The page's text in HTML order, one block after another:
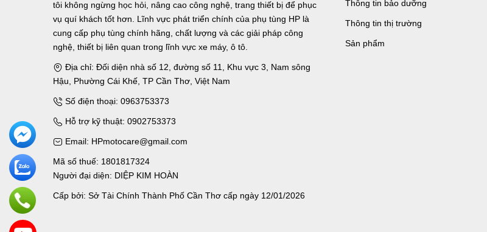
tôi không ngừng học hỏi, nâng cao công nghệ, trang thiết bị để phục
vụ quí khách tốt hơn. Lĩnh vực phát triển chính của phụ tùng HP là
cung cấp phụ tùng chính hãng, chất lượng và các giải pháp công
nghệ, thiết bị liên quan trong lĩnh vực xe máy, ô tô.
Địa chỉ: Đối diện nhà số 12, đường số 11, Khu vực 3, Nam sông
Hậu, Phường Cái Khế, TP Cần Thơ, Việt Nam
Số điện thoại: 0963753373
Hỗ trợ kỹ thuật: 0902753373
Email: HPmotocare@gmail.com
Mã số thuế: 1801817324
Người đại diện: DIỆP KIM HOÀN
Cấp bởi: Sở Tài Chính Thành Phố Cần Thơ cấp ngày 12/01/2026
Thông tin bảo dưỡng
Thông tin thị trường
Sản phẩm